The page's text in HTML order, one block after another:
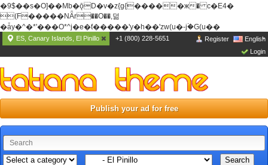
�9$��s�O]��Mb�ǭD�v�z{g{�����ж� c�E4�
(F�����ΝǞr��O��,덞
�ǡy�^�*'���O*^j�e�ƭ�����'y�h��'zw(u�-j۬�G(u��
ES, Canary Islands, El Pinillo +1 (800) 228-5651 English
Register
Login
Publish your ad for free
Search